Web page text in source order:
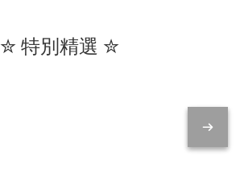
✮ 特別精選 ✮